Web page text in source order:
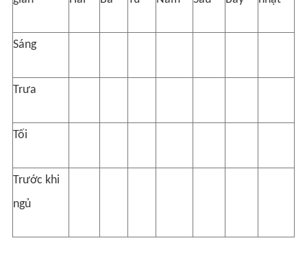
Sáng
Trưa
Tối
Trước khi
ngủ